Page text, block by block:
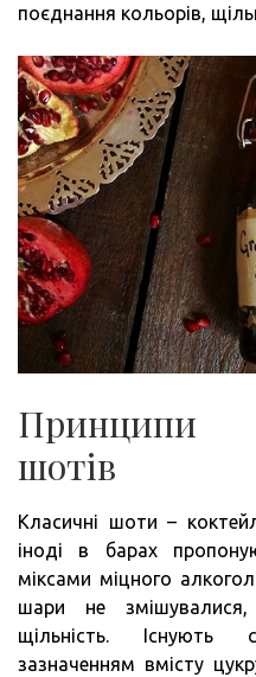
поєднання кольорів,
Принципи
шотів
Класичні шоти –
іноді в барах
міксами міцного
шари не змішувалися,
щільність. Існують
зазначенням вмісту